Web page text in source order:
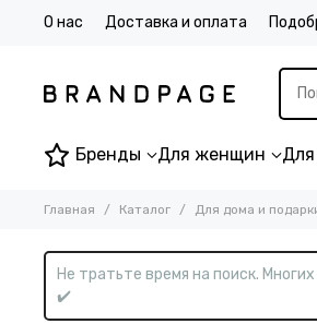
О нас Доставка и оплата
Бренды Для женщин
Главная Каталог Для дома и
Не тратьте время на поиск.
✔️